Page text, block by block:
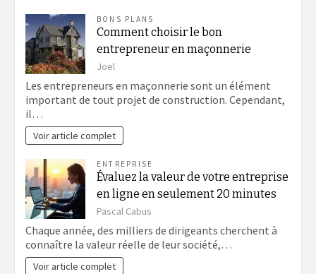
BONS PLANS
Comment choisir le bon
entrepreneur en maçonnerie
Joel
Les entrepreneurs en maçonnerie sont un élément
important de tout projet de construction. Cependant,
il…
Voir article complet
ENTREPRISE
Évaluez la valeur de votre entreprise
en ligne en seulement 20 minutes
Pascal Cabus
Chaque année, des milliers de dirigeants cherchent à
connaître la valeur réelle de leur société,…
Voir article complet